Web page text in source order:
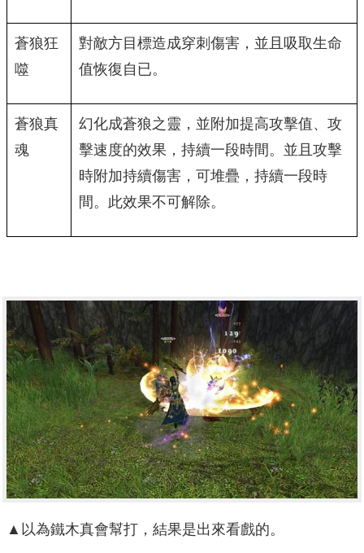
蒼狼狂
噬
對敵方目標造成穿刺傷害，並且吸取生命
值恢復自已。
蒼狼真
魂
幻化成蒼狼之靈，並附加提高攻擊值、攻
擊速度的效果，持續一段時間。並且攻擊
時附加持續傷害，可堆疊，持續一段時
間。此效果不可解除。
▲以為鐵木真會幫打，結果是出來看戲的。